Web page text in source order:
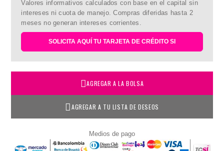
Valores informativos calculados con base en el capital sin
intereses ni cuota de manejo. Compras diferidas hasta 2
meses no generan intereses corrientes.
SOLICITA AQUÍ TU TARJETA DE CRÉDITO SI
AGREGAR A LA BOLSA
AGREGAR A TU LISTA DE DESEOS
Medios de pago